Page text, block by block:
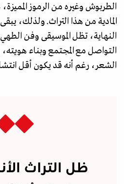
الطربوش وغيره من الرموز
المادية من هذا التراث. ولذلك،
النهاية، تظل الموسيقى وفن
التواصل مع المجتمع وبناء
الشعر، رغم أنه قد يكون أقل
ظل التراث